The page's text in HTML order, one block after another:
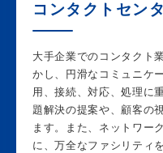
コンタクトセン
大手企業でのコンタクト
かし、円滑なコミュニケ
用、接続、対応、処理に
題解決の提案や、顧客の
ます。また、ネットワー
に、万全なファシリティ